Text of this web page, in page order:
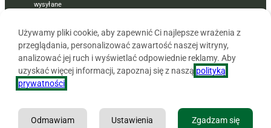
wysyłane
Copyright © 2026 Agencja Promocji Rolnictwa i Agrobiznesu APRA
Używamy pliki cookie, aby zapewnić Ci najlepsze wrażenia z
przeglądania, personalizować zawartość naszej witryny,
analizować jej ruch i wyświetlać odpowiednie reklamy. Aby
uzyskać więcej informacji, zapoznaj się z naszą polityką
prywatności
Zgadzam się
Ustawienia
Odmawiam